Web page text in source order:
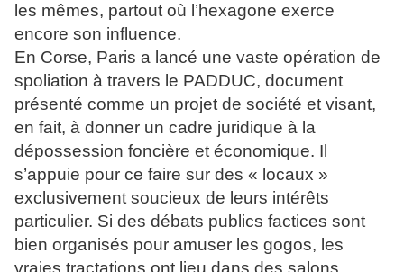
les mêmes, partout où l’hexagone exerce
encore son influence.
En Corse, Paris a lancé une vaste opération de
spoliation à travers le PADDUC, document
présenté comme un projet de société et visant,
en fait, à donner un cadre juridique à la
dépossession foncière et économique. Il
s’appuie pour ce faire sur des « locaux »
exclusivement soucieux de leurs intérêts
particulier. Si des débats publics factices sont
bien organisés pour amuser les gogos, les
vraies tractations ont lieu dans des salons